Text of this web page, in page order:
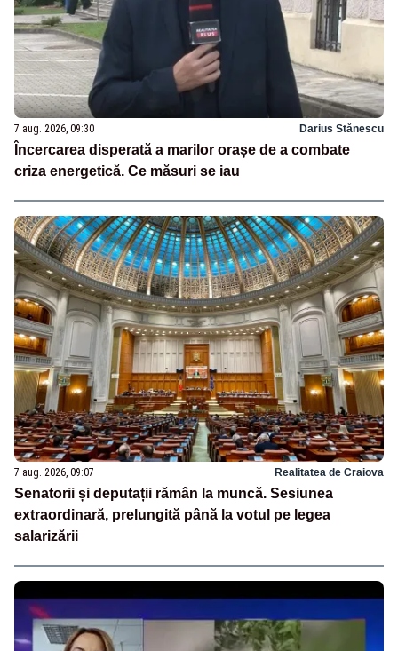
7 aug. 2026, 09:30 Darius Stănescu
Încercarea disperată a marilor orașe de a combate
criza energetică. Ce măsuri se iau
7 aug. 2026, 09:07 Realitatea de Craiova
Senatorii și deputații rămân la muncă. Sesiunea
extraordinară, prelungită până la votul pe legea
salarizării